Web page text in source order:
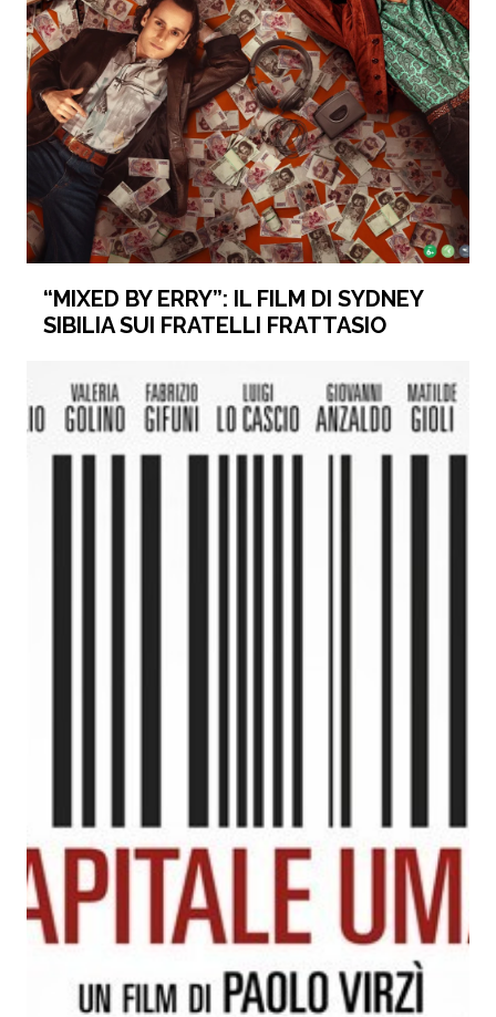
“MIXED BY ERRY”: IL FILM DI SYDNEY
SIBILIA SUI FRATELLI FRATTASIO